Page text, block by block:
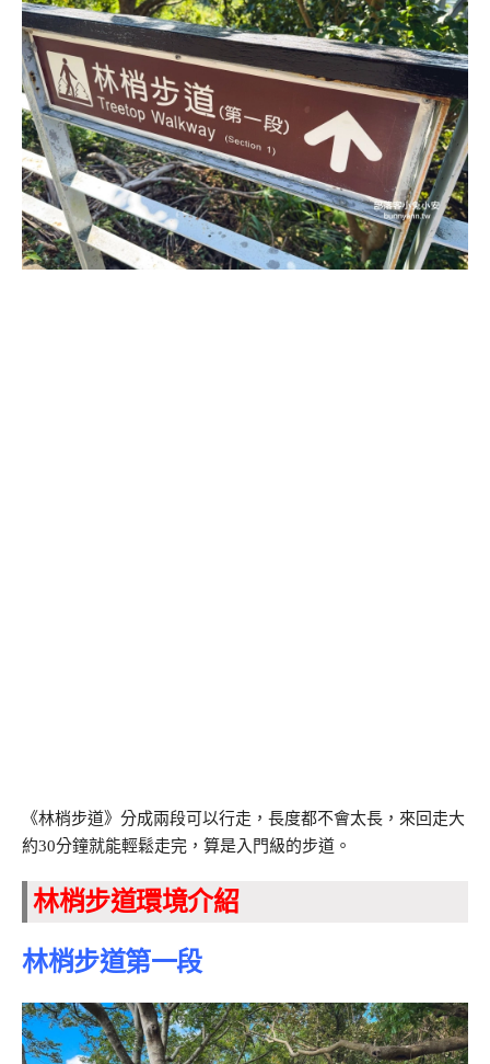
《林梢步道》分成兩段可以行走，長度都不會太長，來回走大
約30分鐘就能輕鬆走完，算是入門級的步道。
林梢步道環境介紹
林梢步道第一段